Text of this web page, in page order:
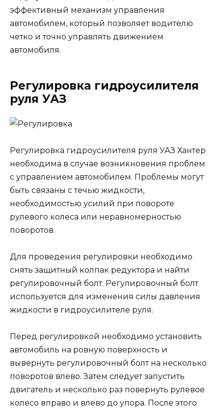
эффективный механизм управления
автомобилем, который позволяет водителю
четко и точно управлять движением
автомобиля.
Регулировка гидроусилителя
руля УАЗ
Регулировка гидроусилителя руля УАЗ Хантер
необходима в случае возникновения проблем
с управлением автомобилем. Проблемы могут
быть связаны с течью жидкости,
необходимостью усилий при повороте
рулевого колеса или неравномерностью
поворотов.
Для проведения регулировки необходимо
снять защитный колпак редуктора и найти
регулировочный болт. Регулировочный болт
используется для изменения силы давления
жидкости в гидроусилителе руля.
Перед регулировкой необходимо установить
автомобиль на ровную поверхность и
вывернуть регулировочный болт на несколько
поворотов влево. Затем следует запустить
двигатель и несколько раз повернуть рулевое
колесо вправо и влево до упора. После этого